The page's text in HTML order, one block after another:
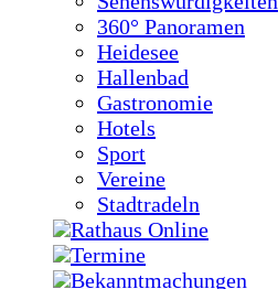
360° Panoramen
Heidesee
Hallenbad
Gastronomie
Hotels
Sport
Vereine
Stadtradeln
Rathaus Online
Termine
Bekanntmachungen